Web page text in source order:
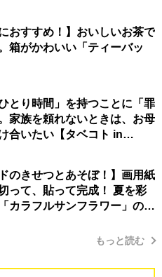
おすすめ！】おいしいお茶で
箱がかわいい「ティーバッ
とり時間」を持つことに「罪
家族を頼れないときは、お母
合いたい【タベコト in
のきせつとあそぼ！】画用紙
って、貼って完成！ 夏を彩
カラフルサンフラワー」の作
もっと読む